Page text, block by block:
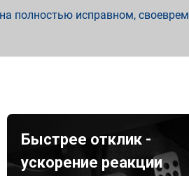
полностью исправном,
Быстрее отклик -
ускорение реакции